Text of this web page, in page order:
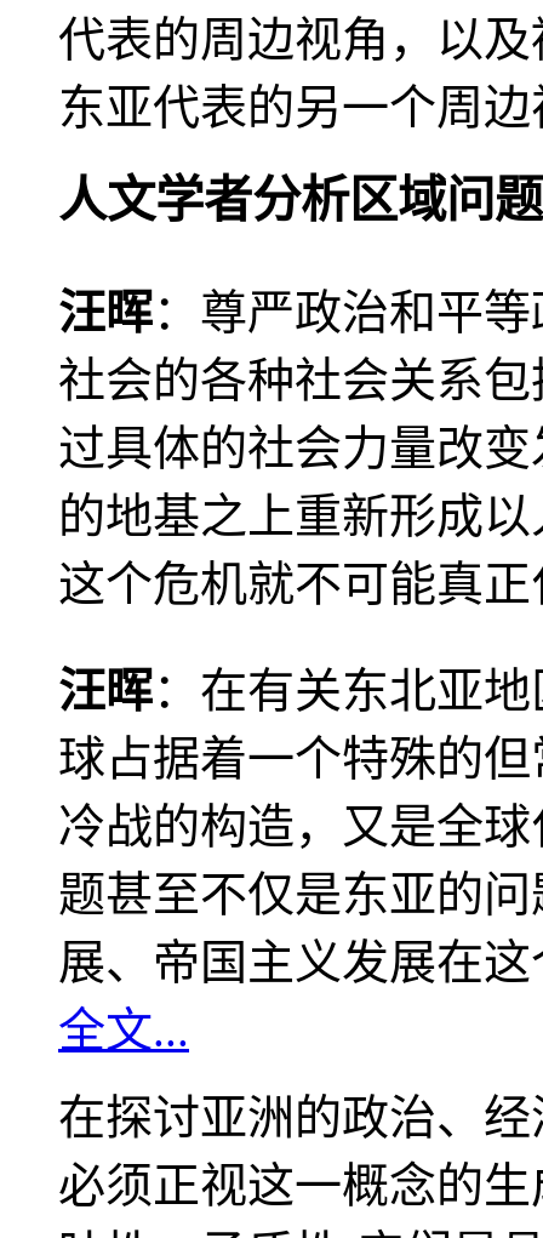
代表的周边视角，以
东亚代表的另一个周
人文学者分析区域问题
汪晖：尊严政治和平
社会的各种社会关系
过具体的社会力量改
的地基之上重新形成
这个危机就不可能真
汪晖：在有关东北亚
球占据着一个特殊的
冷战的构造，又是全
题甚至不仅是东亚的
展、帝国主义发展在
全文...
在探讨亚洲的政治、
必须正视这一概念的